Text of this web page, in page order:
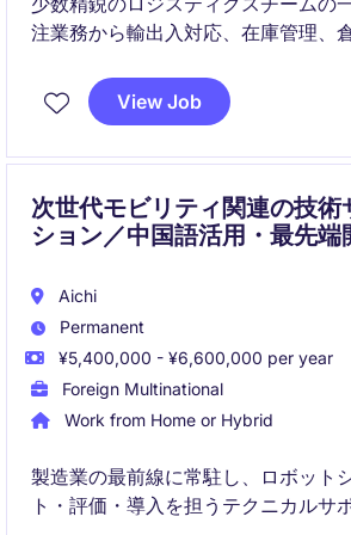
注業務から輸出入対応、在庫管理、
バルなマネージャーのもとで英語に
進める機会があり、将来的には業務
View Job
次世代モビリティ関連の技術
ション／中国語活用・最先端
Aichi
Permanent
¥5,400,000 - ¥6,600,000 per year
Foreign Multinational
Work from Home or Hybrid
製造業の最前線に常駐し、ロボット
ト・評価・導入を担うテクニカルサ